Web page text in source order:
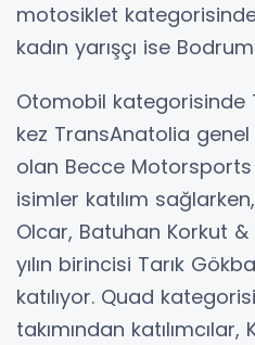
motosiklet
kadın yarışçı ise
Otomobil kategorisinde
kez TransAnatolia
olan Becce Motorsports
isimler katılım
Olcar, Batuhan Korkut &
yılın birincisi Tarık
katılıyor. Quad
takımından